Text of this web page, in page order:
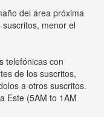
del área próxima
menor el
telefónicas con
de los suscritos,
a otros suscritos.
Este (5AM to 1AM